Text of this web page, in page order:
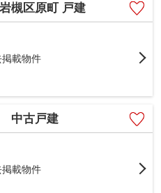
槻区原町 戸建
掲載物件
中古戸建
掲載物件